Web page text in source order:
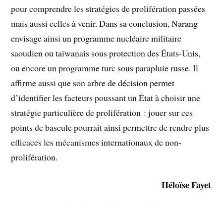
pour comprendre les stratégies de prolifération passées
mais aussi celles à venir. Dans sa conclusion, Narang
envisage ainsi un programme nucléaire militaire
saoudien ou taïwanais sous protection des États-Unis,
ou encore un programme turc sous parapluie russe. Il
affirme aussi que son arbre de décision permet
d’identifier les facteurs poussant un État à choisir une
stratégie particulière de prolifération : jouer sur ces
points de bascule pourrait ainsi permettre de rendre plus
efficaces les mécanismes internationaux de non-
prolifération.
Héloïse Fayet